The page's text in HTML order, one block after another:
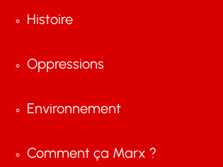
Histoire
Oppressions
Environnement
Comment ça Marx ?